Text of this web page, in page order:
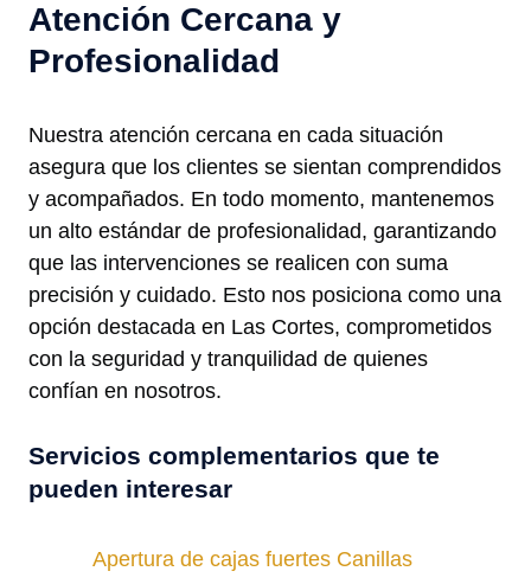
Atención Cercana y
Profesionalidad
Nuestra atención cercana en cada situación
asegura que los clientes se sientan comprendidos
y acompañados. En todo momento, mantenemos
un alto estándar de profesionalidad, garantizando
que las intervenciones se realicen con suma
precisión y cuidado. Esto nos posiciona como una
opción destacada en Las Cortes, comprometidos
con la seguridad y tranquilidad de quienes
confían en nosotros.
Servicios complementarios que te
pueden interesar
Apertura de cajas fuertes Canillas